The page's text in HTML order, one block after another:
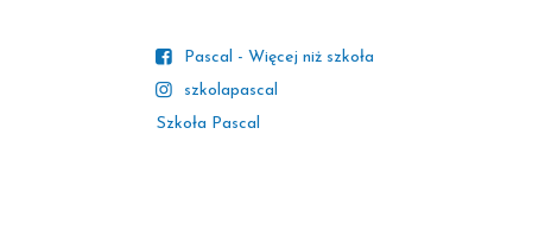
Pascal - Więcej niż szkoła
szkolapascal
Szkoła Pascal